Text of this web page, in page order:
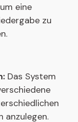
eine
zu
Das System
anzulegen.